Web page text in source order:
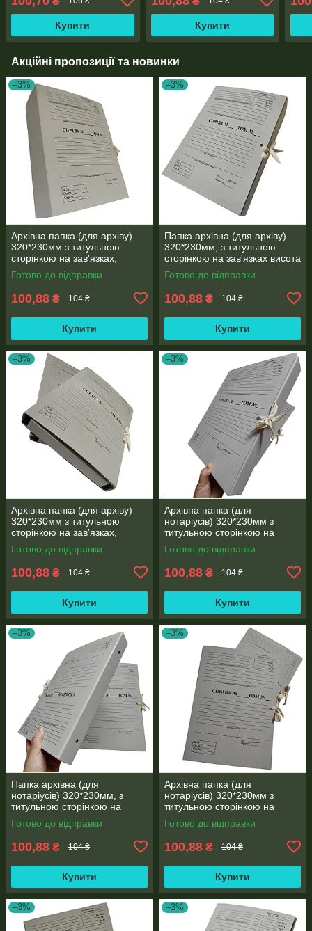
Купити Купити
40
Акційні пропозиції та новинки
–3%
Архівна папка (для архіву)
320*230мм з титульною
сторінкою на зав'язках,
корінець 20 мм
Готово до відправки
100,88 ₴ 104 ₴
Купити
–3%
Папка архівна (для архіву)
320*230мм, з титульною
сторінкою на зав'язках висота
корінця 20 мм
Готово до відправки
100,88 ₴ 104 ₴
Купити
–3%
Архівна папка (для архіву)
320*230мм з титульною
сторінкою на зав'язках,
корінець 40 мм
Готово до відправки
100,88 ₴ 104 ₴
Купити
–3%
Архівна папка (для
нотаріусів) 320*230мм з
титульною сторінкою на
зав'язках, корінець 20 мм
Готово до відправки
100,88 ₴ 104 ₴
Купити
–3%
Папка архівна (для
нотаріусів) 320*230мм, з
титульною сторінкою на
зав'язках висота корінця 20
мм, місткість 100 аркушів
Готово до відправки
100,88 ₴ 104 ₴
Купити
–3%
Архівна папка (для
нотаріусів) 320*230мм з
титульною сторінкою на
зав'язках, корінець 30 мм
Готово до відправки
100,88 ₴ 104 ₴
Купити
–3% –3%